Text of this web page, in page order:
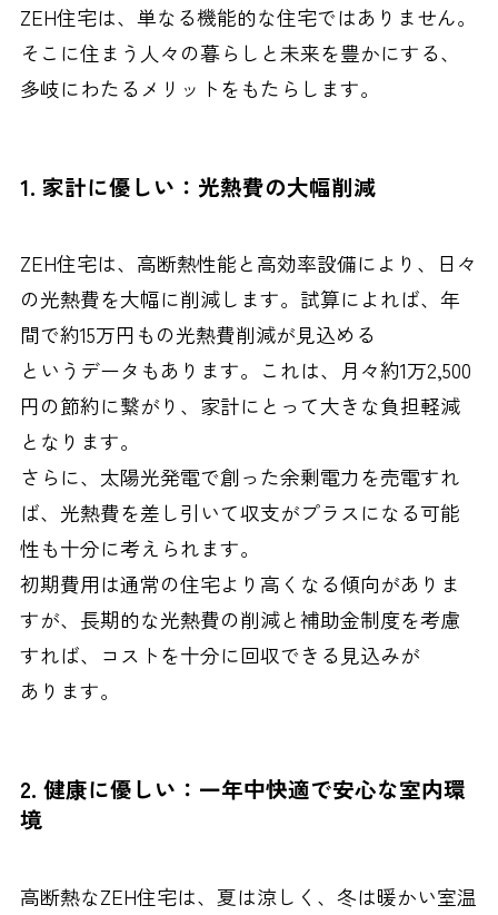
ZEH住宅は、単なる機能的な住宅ではありません。
そこに住まう人々の暮らしと未来を豊かにする、
多岐にわたるメリットをもたらします。
1. 家計に優しい：光熱費の大幅削減
ZEH住宅は、高断熱性能と高効率設備により、日々
の光熱費を大幅に削減します。試算によれば、年
間で約15万円もの光熱費削減が見込める
というデータもあります。これは、月々約1万2,500
円の節約に繋がり、家計にとって大きな負担軽減
となります。
さらに、太陽光発電で創った余剰電力を売電すれ
ば、光熱費を差し引いて収支がプラスになる可能
性も十分に考えられます。
初期費用は通常の住宅より高くなる傾向がありま
すが、長期的な光熱費の削減と補助金制度を考慮
すれば、コストを十分に回収できる見込みが
あります。
2. 健康に優しい：一年中快適で安心な室内環
境
高断熱なZEH住宅は、夏は涼しく、冬は暖かい室温